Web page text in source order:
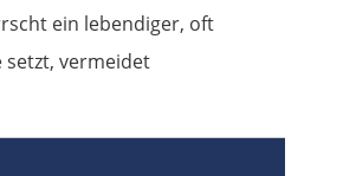
ein lebendiger, oft
setzt, vermeidet